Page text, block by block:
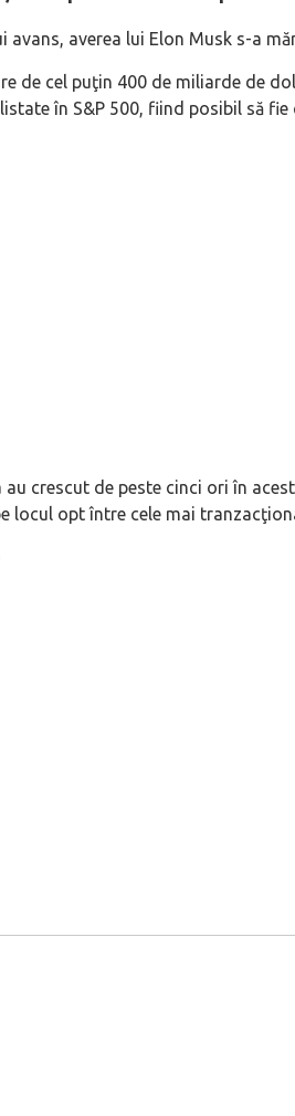
avans, averea lui Elon Musk s-a
de cel puţin 400 de miliarde de
în S&P 500, fiind posibil să
au crescut de peste cinci ori în
locul opt între cele mai